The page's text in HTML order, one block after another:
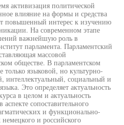
активизация политической
влияние на формы и средства
повышенный интерес к изучению
На современном этапе
важнейшую роль в
парламента. Парламентский
массовой
обществе. В парламентском
только языковой, но культурно-
интеллектуальный, социальный и
Это определяет актуальность
в целом и актуальность
сопоставительного
и функционально-
немецкого и российского